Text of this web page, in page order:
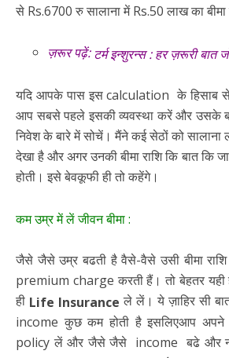
से Rs.6700 रु सालाना में Rs.50 लाख का बीमा
ज़रूर पढ़ें: टर्म इन्शुरन्स : हर ज़रूरी बात
यदि आपके पास इस calculation के हिसाब
आप सबसे पहले इसकी व्यवस्था करें और उसके
निवेश के बारे में सोचें। मैंने कई सेठों को सालाना
देखा है और अगर उनकी बीमा राशि कि बात कि
होती। इसे बेवकूफी ही तो कहेंगे।
कम उम्र में लें जीवन बीमा :
जैसे जैसे उम्र बढती है वैसे-वैसे उसी बीमा राशि
premium charge करती हैं। तो बेहतर यही
ही Life Insurance ले लें। ये ज़ाहिर सी
income कुछ कम होती है इसलिएआप
policy लें और जैसे जैसे income बढे और